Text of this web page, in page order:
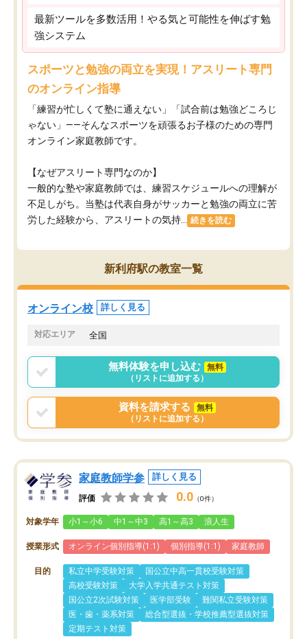
最新ツールを多数活用！やる気と可能性を伸ばす勉
強システム
スポーツと勉強の両立を実現！アスリート専門
のオンライン指導
「練習が忙しくて塾に通えない」「試合前は勉強どころじ
ゃない」——そんなスポーツを頑張るお子様のための専門
オンライン家庭教師です。
【なぜアスリート専門なのか】
一般的な塾や家庭教師では、練習スケジュールへの理解が
不足しがち。当塾は代表自身がサッカーと勉強の両立に苦
労した経験から、アスリートの気持...
続きを読む
新利府駅の教室一覧
オンライン校 詳しく見る
対応エリア 全国
無料体験を申し込む
無料
（リストに追加する）
資料を請求する
無料
（リストに追加する）
家庭教師学参 詳しく見る
評価 0.0 （0件）
対象学年 小1～小6 中1～中3 高1～高3 浪人生
授業形式 オンライン個別指導(1:1) 個別指導(1:1) 家庭教師
目的 私立中学受験対策
国公立中高一貫校受験対策
高校受験対策
大学入学共通テスト対策
国公立2次試験対策
医学部受験
難関私立受験対策
医・歯・薬系対策
総合型選抜・学校推薦型選抜対策
定期テスト対策